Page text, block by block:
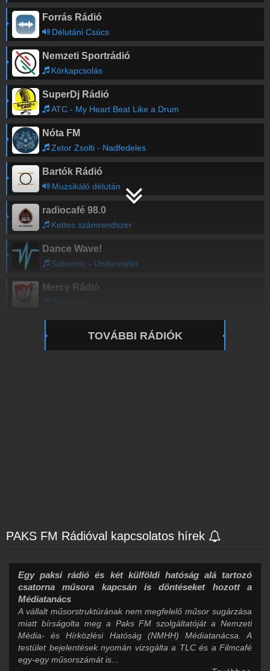
Forrás Rádió
Délutáni Csúcs
Nemzeti Sportrádió
Körkapcsolás
SuperDj Rádió
ATC - My Heart Beat Like a Drum
Nóta FM
Zetor Zsolti - Nadfedeles
Bartók Rádió
Muzsikáló délután
radiocafé 98.0
Kettes számrendszer
Dance Wave!
Subsonic - Underwater
Mercy Rádió
TOVÁBBI RÁDIÓK
PAKS FM Rádióval kapcsolatos hírek
Egy paksi rádió és két külföldi hatóság alá tartozó
csatorna műsora kapcsán is döntéseket hozott a
Médiatanács
A vállalt műsorstruktúrának nem megfelelő műsor sugárzása
miatt bírságolta meg a Paks FM szolgáltatóját a Nemzeti
Média- és Hírközlési Hatóság (NMHH) Médiatanácsa. A
testület bejelentések nyomán vizsgálta a TLC és a Filmcafé
egy-egy műsorszámát is...